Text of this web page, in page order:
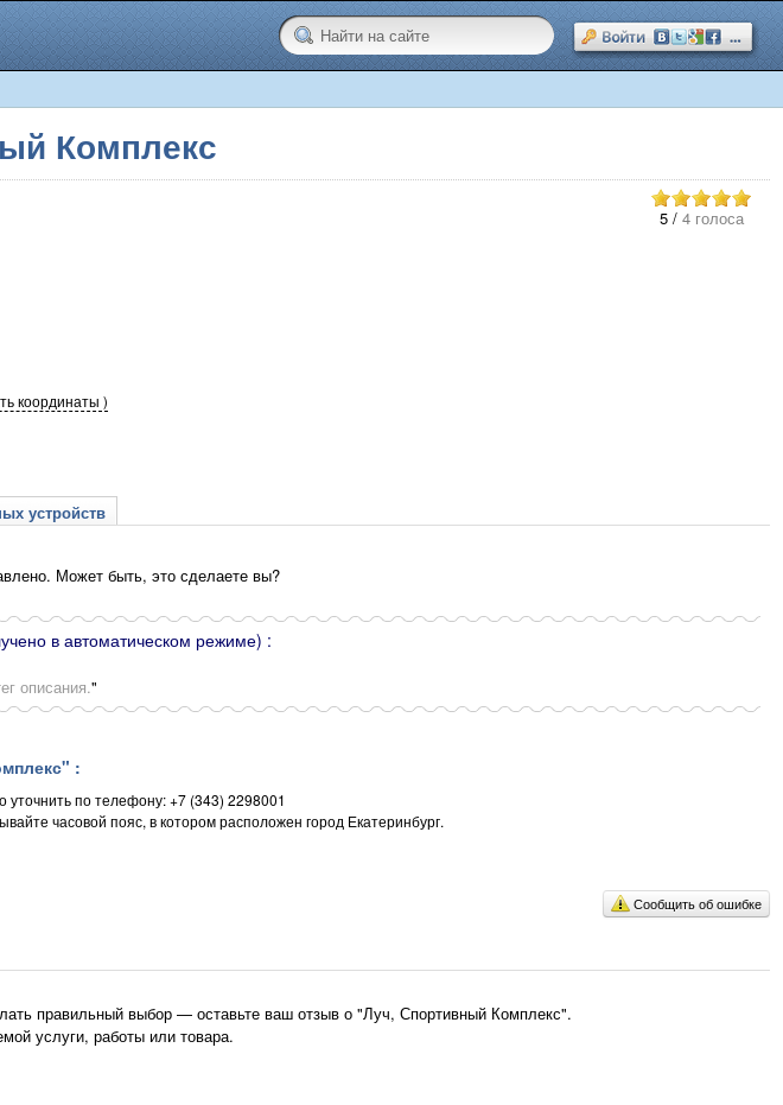
Комплекс
5 / 4 голоса
координаты )
устройств
Может быть, это сделаете вы?
в автоматическом режиме) :
описания."
:
по телефону: +7 (343) 2298001
часовой пояс, в котором расположен город Екатеринбург.
Сообщить об ошибке
правильный выбор — оставьте ваш отзыв о "Луч, Спортивный Комплекс".
услуги, работы или товара.